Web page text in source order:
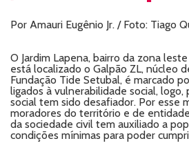
Por Amauri Eugênio Jr. / Foto: Tiago
O Jardim Lapena, bairro da zona
está localizado o Galpão ZL, núcleo
Fundação Tide Setubal, é marcado
ligados à vulnerabilidade social,
social tem sido desafiador. Por esse
moradores do território e de
da sociedade civil tem auxiliado a
condições mínimas para poder